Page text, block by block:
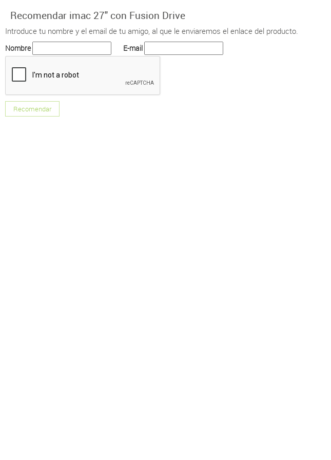
Recomendar imac 27" con Fusion Drive
Introduce tu nombre y el email de tu amigo, al que le enviaremos el enlace del producto.
Nombre E-mail